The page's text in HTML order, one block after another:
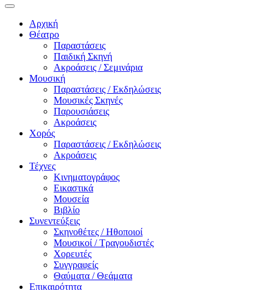
Αρχική
Θέατρο
Παραστάσεις
Παιδική Σκηνή
Ακροάσεις / Σεμινάρια
Μουσική
Παραστάσεις / Εκδηλώσεις
Μουσικές Σκηνές
Παρουσιάσεις
Ακροάσεις
Χορός
Παραστάσεις / Εκδηλώσεις
Ακροάσεις
Τέχνες
Κινηματογράφος
Εικαστικά
Μουσεία
Βιβλίο
Συνεντεύξεις
Σκηνοθέτες / Ηθοποιοί
Μουσικοί / Τραγουδιστές
Χορευτές
Συγγραφείς
Θαύματα / Θεάματα
Επικαιρότητα